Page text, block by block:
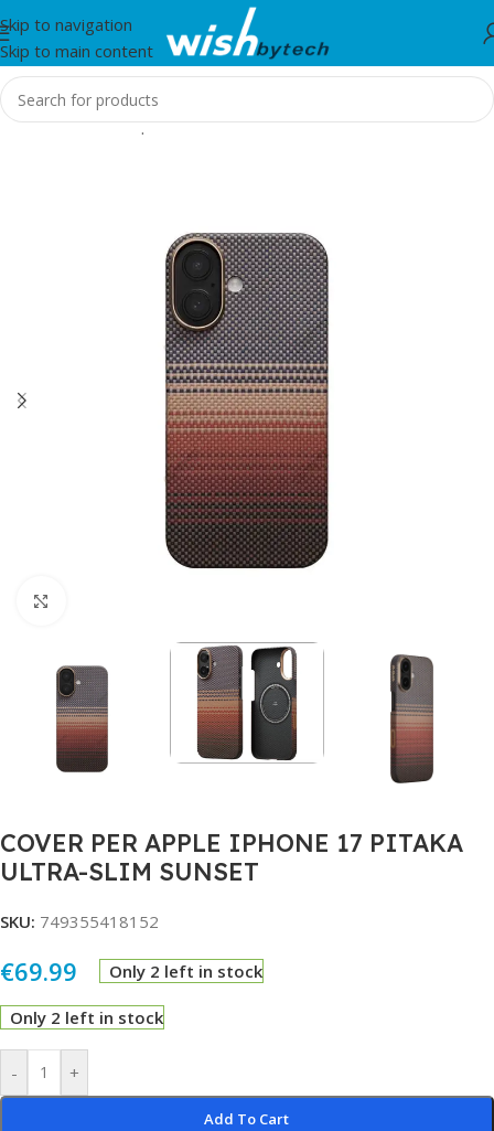
Skip to navigation
Skip to main content
Home/Aksesorë për mobil dhe IT
COVER PER APPLE IPHONE 17 PITAKA
ULTRA-SLIM SUNSET
SKU: 749355418152
€69.99 Only 2 left in stock
Only 2 left in stock
- +
Add To Cart
Alternative: